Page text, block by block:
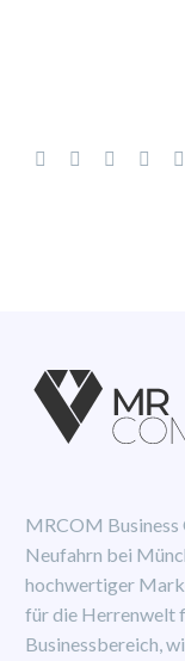
MRCOM
Neufahrn bei
hochwertiger
für die Herrenwelt
Businessbereich,